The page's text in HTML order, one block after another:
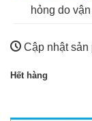
hỏng do
Cập nhật sản
Hết hàng